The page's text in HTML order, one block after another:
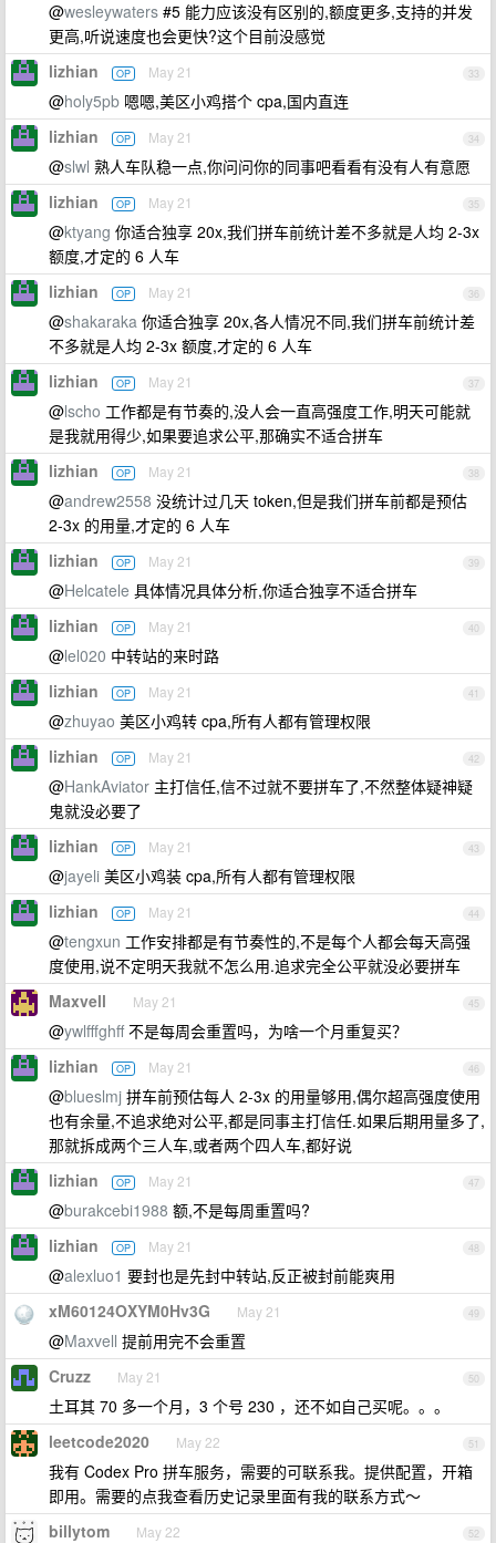
@wesleywaters #5 能力应该没有区别的,额度更多,支持的并发
更高,听说速度也会更快?这个目前没感觉
33
lizhian OP May 21
@holy5pb 嗯嗯,美区小鸡搭个 cpa,国内直连
34
lizhian OP May 21
@slwl 熟人车队稳一点,你问问你的同事吧看看有没有人有意愿
35
lizhian OP May 21
@ktyang 你适合独享 20x,我们拼车前统计差不多就是人均 2-3x
额度,才定的 6 人车
36
lizhian OP May 21
@shakaraka 你适合独享 20x,各人情况不同,我们拼车前统计差
不多就是人均 2-3x 额度,才定的 6 人车
37
lizhian OP May 21
@lscho 工作都是有节奏的,没人会一直高强度工作,明天可能就
是我就用得少,如果要追求公平,那确实不适合拼车
38
lizhian OP May 21
@andrew2558 没统计过几天 token,但是我们拼车前都是预估
2-3x 的用量,才定的 6 人车
39
lizhian OP May 21
@Helcatele 具体情况具体分析,你适合独享不适合拼车
40
lizhian OP May 21
@lel020 中转站的来时路
41
lizhian OP May 21
@zhuyao 美区小鸡转 cpa,所有人都有管理权限
42
lizhian OP May 21
@HankAviator 主打信任,信不过就不要拼车了,不然整体疑神疑
鬼就没必要了
43
lizhian OP May 21
@jayeli 美区小鸡装 cpa,所有人都有管理权限
44
lizhian OP May 21
@tengxun 工作安排都是有节奏性的,不是每个人都会每天高强
度使用,说不定明天我就不怎么用.追求完全公平就没必要拼车
45
Maxvell May 21
@ywlfffghff不是每周会重置吗，为啥一个月重复买？
46
lizhian OP May 21
@blueslmj 拼车前预估每人 2-3x 的用量够用,偶尔超高强度使用
也有余量,不追求绝对公平,都是同事主打信任.如果后期用量多了,
那就拆成两个三人车,或者两个四人车,都好说
47
lizhian OP May 21
@burakcebi1988 额,不是每周重置吗?
48
lizhian OP May 21
@alexluo1 要封也是先封中转站,反正被封前能爽用
49
xM60124OXYM0Hv3G May 21
@Maxvell 提前用完不会重置
50
Cruzz May 21
土耳其 70 多一个月，3 个号 230 ，还不如自己买呢。。。
51
leetcode2020 May 22
我有 Codex Pro 拼车服务，需要的可联系我。提供配置，开箱
即用。需要的点我查看历史记录里面有我的联系方式～
52
billytom May 22